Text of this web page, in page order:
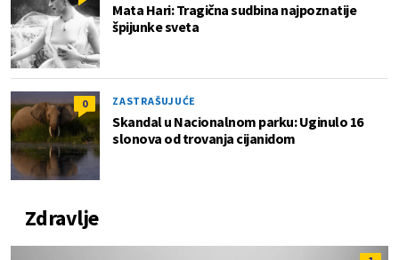
Mata Hari: Tragična sudbina najpoznatije
špijunke sveta
0 ZASTRAŠUJUĆE
Skandal u Nacionalnom parku: Uginulo 16
slonova od trovanja cijanidom
Zdravlje